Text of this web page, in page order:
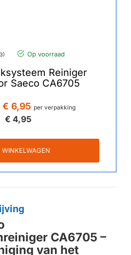
Op voorraad
Reiniger
Saeco CA6705
€ 6,95 per verpakking
€ 4,95
WINKELWAGEN
CA6705 –
van het